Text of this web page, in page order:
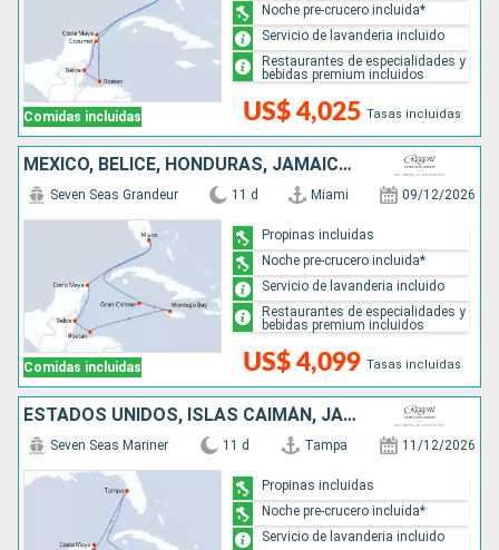
Comidas incluidas US$ 4,025 Tasas incluidas
Noche pre-crucero incluida*
Servicio de lavanderia incluido
Restaurantes de especialidades y
bebidas premium incluidos
MÉXICO, BELICE, HONDURAS, JAMAICA, ISLAS CAIMÁN, ESTADOS UNIDOS
Comidas incluidas
Seven Seas Grandeur 11 d Miami 09/12/2026
US$ 4,099 Tasas incluidas
Propinas incluidas
Noche pre-crucero incluida*
Servicio de lavanderia incluido
Restaurantes de especialidades y
bebidas premium incluidos
ESTADOS UNIDOS, ISLAS CAIMÁN, JAMAICA, HONDURAS, BELICE, MÉXICO
Seven Seas Mariner 11 d Tampa 11/12/2026
Propinas incluidas
Noche pre-crucero incluida*
Servicio de lavanderia incluido